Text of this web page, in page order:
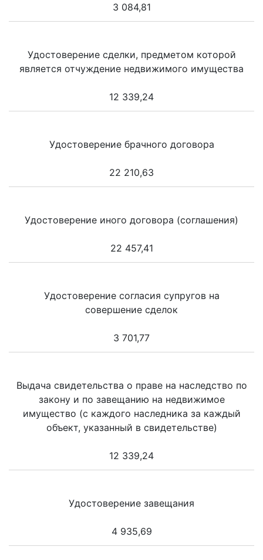
3 084,81
Удостоверение сделки, предметом которой
является отчуждение недвижимого имущества
12 339,24
Удостоверение брачного договора
22 210,63
Удостоверение иного договора (соглашения)
22 457,41
Удостоверение согласия супругов на
совершение сделок
3 701,77
Выдача свидетельства о праве на наследство по
закону и по завещанию на недвижимое
имущество (с каждого наследника за каждый
объект, указанный в свидетельстве)
12 339,24
Удостоверение завещания
4 935,69